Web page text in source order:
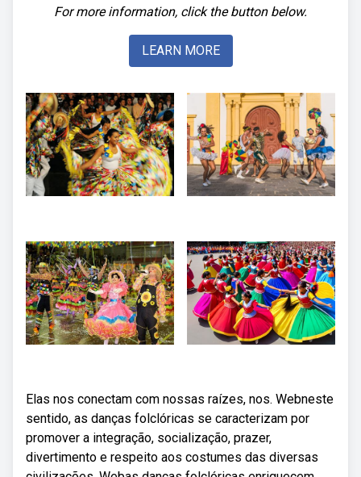
For more information, click the button below.
LEARN MORE
Elas nos conectam com nossas raízes, nos. Webneste
sentido, as danças folclóricas se caracterizam por
promover a integração, socialização, prazer,
divertimento e respeito aos costumes das diversas